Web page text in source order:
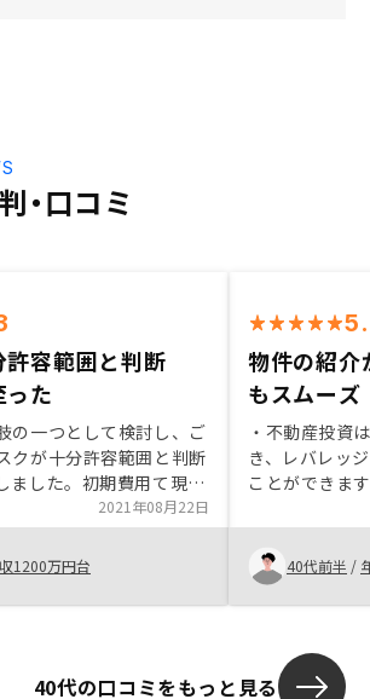
・口コミ
許容範囲と判断
った
の一つとして検討し、ご
クが十分許容範囲と判断
ました。初期費用て現金
いので、ローン組込割合
。
2021年08月22日
1200万円台
物件の紹介
もスムーズ
・不動産投資
き、レバレッ
ことができま
適格性の高い
他より良いと
より、選別さ
す。 ・
がかなり軽減
よく聞かれる
40代前半 /
40代の口コミをもっと見る